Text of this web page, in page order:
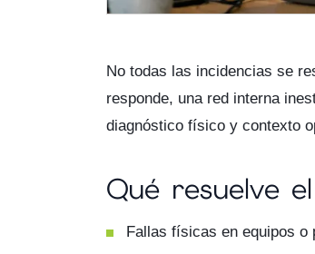
No todas las incidencias se
responde, una red interna
diagnóstico físico y contexto
Qué resuelve
Fallas físicas en equipos o